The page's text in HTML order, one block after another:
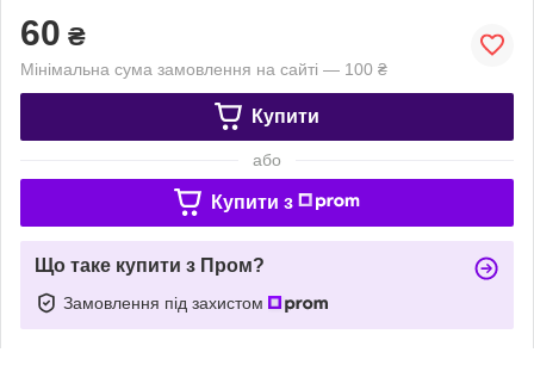
60 ₴
Мінімальна сума замовлення на сайті — 100 ₴
Купити
або
Купити з
Що таке купити з Пром?
Замовлення під захистом